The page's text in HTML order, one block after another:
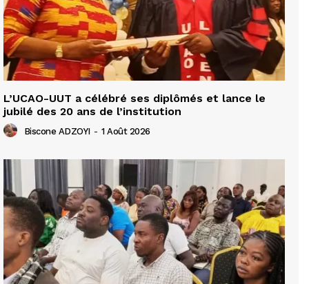
L’UCAO-UUT a célébré ses diplômés et lance le
jubilé des 20 ans de l’institution
Biscone ADZOYI - 1 Août 2026